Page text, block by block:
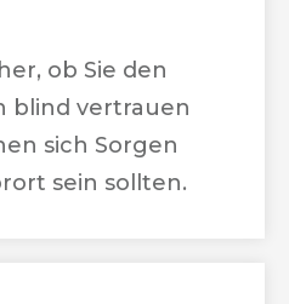
ob Sie den
blind vertrauen
sich Sorgen
sein sollten.